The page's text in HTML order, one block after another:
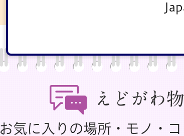
えどがわ物語
お気に入りの場所・モノ・コ